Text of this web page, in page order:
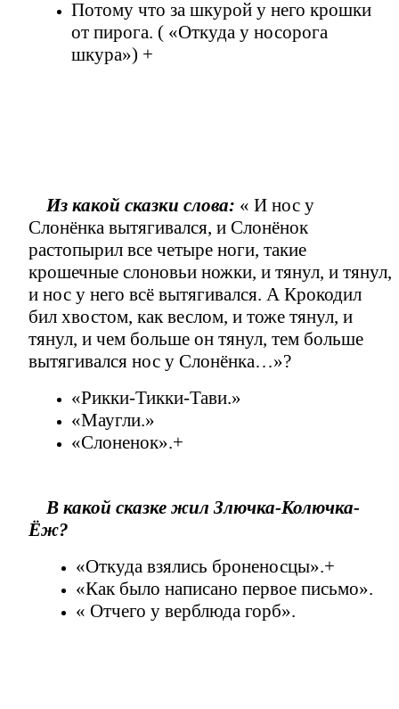
Потому что за шкурой у него крошки
от пирога. ( «Откуда у носорога
шкура») +
Из какой сказки слова: « И нос у
Слонёнка вытягивался, и Слонёнок
растопырил все четыре ноги, такие
крошечные слоновьи ножки, и тянул, и тянул,
и нос у него всё вытягивался. А Крокодил
бил хвостом, как веслом, и тоже тянул, и
тянул, и чем больше он тянул, тем больше
вытягивался нос у Слонёнка…»?
«Рикки-Тикки-Тави.»
«Маугли.»
«Слоненок».+
В какой сказке жил Злючка-Колючка-
Ёж?
«Откуда взялись броненосцы».+
«Как было написано первое письмо».
« Отчего у верблюда горб».